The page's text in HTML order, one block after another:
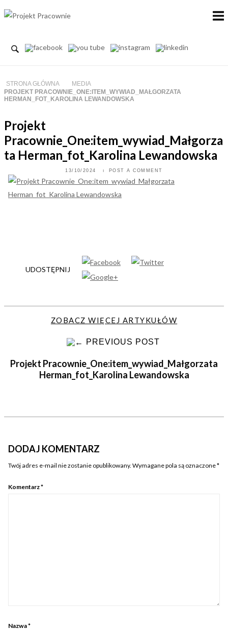
to
STRONA GŁÓWNA
MEDIA
PROJEKT PRACOWNIE_ONE:ITEM_WYWIAD_MAŁGORZATA
HERMAN_FOT_KAROLINA LEWANDOWSKA
Projekt
Pracownie_One:item_wywiad_Małgorza
ta Herman_fot_Karolina Lewandowska
13/10/2024 POST A COMMENT
UDOSTĘPNIJ
ZOBACZ WIĘCEJ ARTYKUŁÓW
PREVIOUS POST
Projekt Pracownie_One:item_wywiad_Małgorzata
Herman_fot_Karolina Lewandowska
DODAJ KOMENTARZ
Twój adres e-mail nie zostanie opublikowany. Wymagane pola są oznaczone*
Komentarz*
Nazwa*